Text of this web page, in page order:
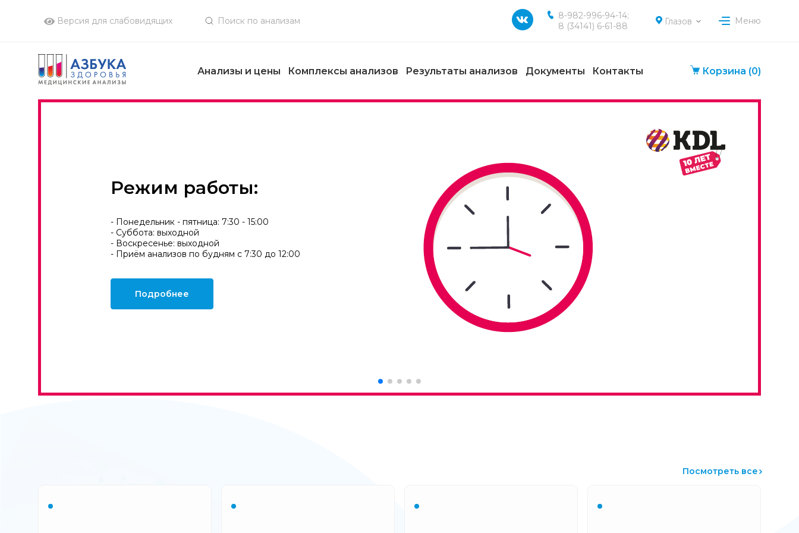
Версия для слабовидящих
8-982-996-94-14;
8 (34141) 6-61-88
Глазов Меню
Анализы и цены Комплексы анализов Результаты анализов Документы Контакты Корзина (0)
Режим работы:
- Понедельник - пятница: 7:30 - 15:00
- Суббота: выходной
- Воскресенье: выходной
- Приём анализов по будням с 7:30 до 12:00
Подробнее
Посмотреть все